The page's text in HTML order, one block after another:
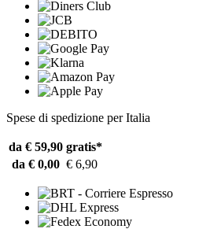
Spese di spedizione per Italia
da € 59,90 gratis*
da € 0,00 € 6,90